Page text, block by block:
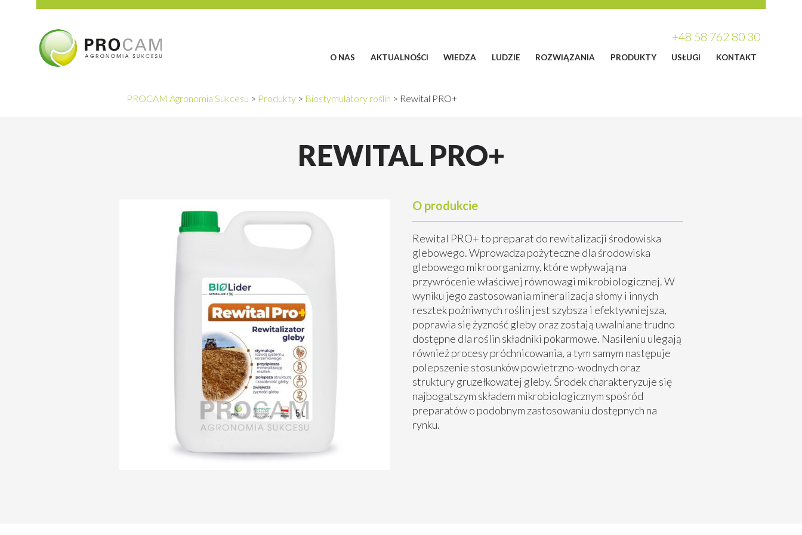
+48 58 762 80 30
O NAS AKTUALNOŚCI WIEDZA LUDZIE ROZWIĄZANIA PRODUKTY USŁUGI KONTAKT
PROCAM Agronomia Sukcesu > Produkty > Biostymulatory roślin > Rewital PRO+
REWITAL PRO+
O produkcie
Rewital PRO+ to preparat do rewitalizacji środowiska
glebowego. Wprowadza pożyteczne dla środowiska
glebowego mikroorganizmy, które wpływają na
przywrócenie właściwej równowagi mikrobiologicznej. W
wyniku jego zastosowania mineralizacja słomy i innych
resztek pożniwnych roślin jest szybsza i efektywniejsza,
poprawia się żyzność gleby oraz zostają uwalniane trudno
dostępne dla roślin składniki pokarmowe. Nasileniu ulegają
również procesy próchnicowania, a tym samym następuje
polepszenie stosunków powietrzno-wodnych oraz
struktury gruzełkowatej gleby. Środek charakteryzuje się
najbogatszym składem mikrobiologicznym spośród
preparatów o podobnym zastosowaniu dostępnych na
rynku.